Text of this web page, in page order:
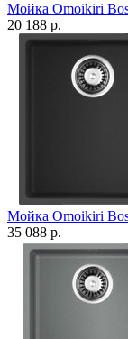
Мойка Omoikiri
20 188 р.
Мойка Omoikiri
35 088 р.